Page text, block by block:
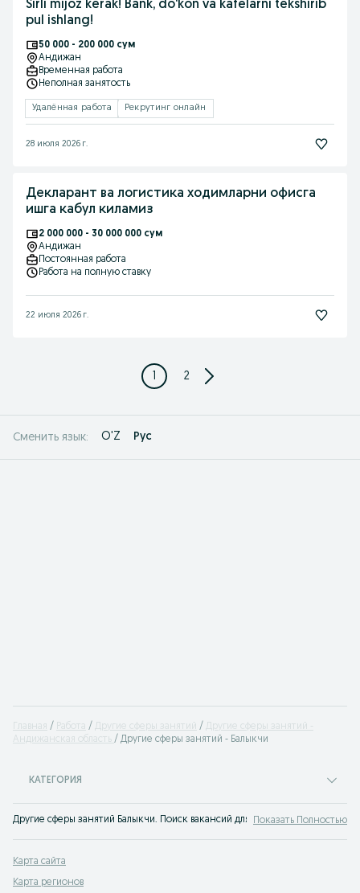
Sirli mijoz kerak! Bank, do‘kon va kafelarni tekshirib
pul ishlang!
50 000 - 200 000 сум
Андижан
Временная работа
Неполная занятость
Удалённая работа Рекрутинг онлайн
28 июля 2026 г.
Декларант ва логистика ходимларни офисга
ишга кабул киламиз
2 000 000 - 30 000 000 сум
Андижан
Постоянная работа
Работа на полную ставку
22 июля 2026 г.
1 2
Сменить язык: O'Z Рус
Главная Работа Другие сферы занятий
Другие сферы занятий -
Андижанская область
Другие сферы занятий - Балыкчи
КАТЕГОРИЯ
Другие сферы занятий Балыкчи. Поиск вакансий для прочих профессий. У
Показать Полностью
Карта сайта
Карта регионов